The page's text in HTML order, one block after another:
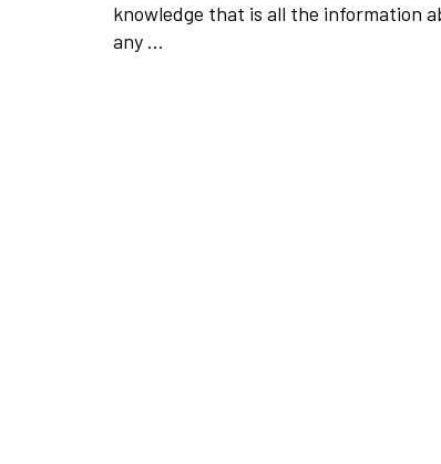
knowledge that is all the information
any ...